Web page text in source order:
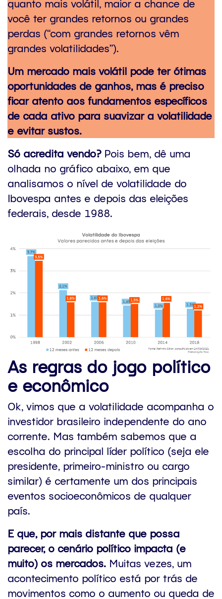
quanto mais volátil, maior a chance de
você ter grandes retornos ou grandes
perdas (“com grandes retornos vêm
grandes volatilidades”).
Um mercado mais volátil pode ter ótimas
oportunidades de ganhos, mas é preciso
ficar atento aos fundamentos específicos
de cada ativo para suavizar a volatilidade
e evitar sustos.
Só acredita vendo?Pois bem, dê uma
olhada no gráfico abaixo, em que
analisamos o nível de volatilidade do
Ibovespa antes e depois das eleições
federais, desde 1988.
As regras do jogo político
e econômico
Ok, vimos que a volatilidade acompanha o
investidor brasileiro independente do ano
corrente. Mas também sabemos que a
escolha do principal líder político (seja ele
presidente, primeiro-ministro ou cargo
similar) é certamente um dos principais
eventos socioeconômicos de qualquer
país.
E que, por mais distante que possa
parecer, o cenário político impacta (e
muito) os mercados. Muitas vezes, um
acontecimento político está por trás de
movimentos como o aumento ou queda de